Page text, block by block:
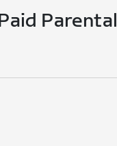
Parental